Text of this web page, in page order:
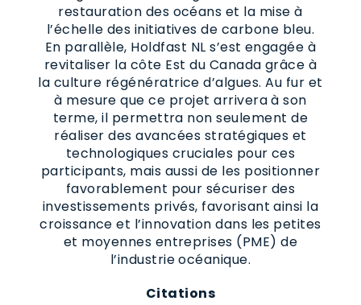
restauration des océans et la mise à
l’échelle des initiatives de carbone bleu.
En parallèle, Holdfast NL s’est engagée à
revitaliser la côte Est du Canada grâce à
la culture régénératrice d’algues. Au fur et
à mesure que ce projet arrivera à son
terme, il permettra non seulement de
réaliser des avancées stratégiques et
technologiques cruciales pour ces
participants, mais aussi de les positionner
favorablement pour sécuriser des
investissements privés, favorisant ainsi la
croissance et l’innovation dans les petites
et moyennes entreprises (PME) de
l’industrie océanique.
Citations